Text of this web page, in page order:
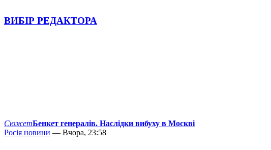
ВИБІР РЕДАКТОРА
СюжетБенкет генералів. Наслідки вибуху в Москві
Росія новини — Вчора, 23:58